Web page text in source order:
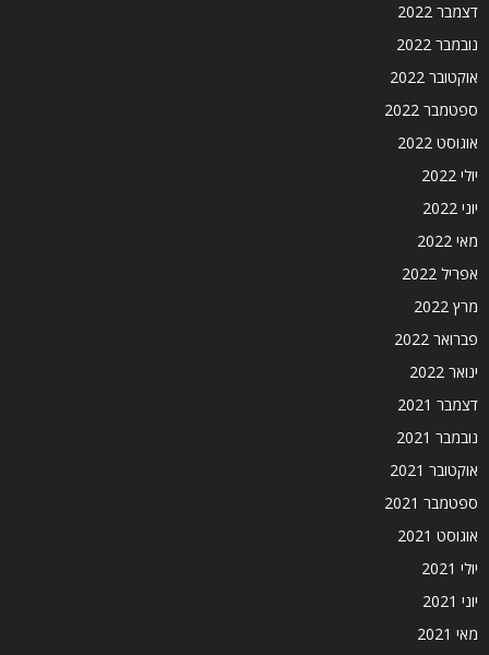
דצמבר 2022
נובמבר 2022
אוקטובר 2022
ספטמבר 2022
אוגוסט 2022
יולי 2022
יוני 2022
מאי 2022
אפריל 2022
מרץ 2022
פברואר 2022
ינואר 2022
דצמבר 2021
נובמבר 2021
אוקטובר 2021
ספטמבר 2021
אוגוסט 2021
יולי 2021
יוני 2021
מאי 2021